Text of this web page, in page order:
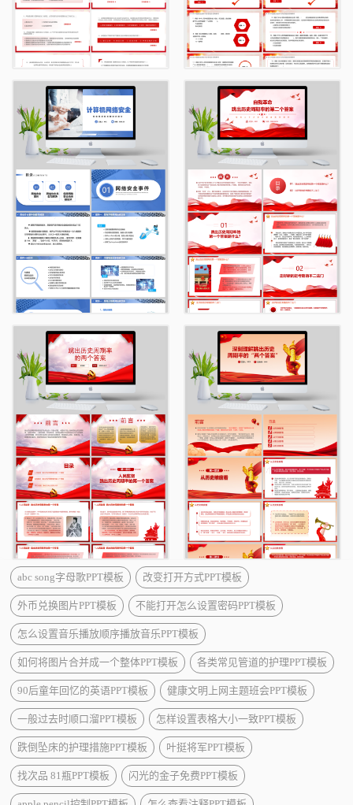
abc song字母歌PPT模板 改变打开方式PPT模板
外币兑换图片PPT模板 不能打开怎么设置密码PPT模板
怎么设置音乐播放顺序播放音乐PPT模板
如何将图片合并成一个整体PPT模板 各类常见管道的护理PPT模板
90后童年回忆的英语PPT模板 健康文明上网主题班会PPT模板
一般过去时顺口溜PPT模板 怎样设置表格大小一致PPT模板
跌倒坠床的护理措施PPT模板 叶挺将军PPT模板
找次品 81瓶PPT模板 闪光的金子免费PPT模板